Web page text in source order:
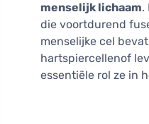
menselijk lichaam.
die voortdurend
menselijke cel
hartspiercellenof
essentiële rol ze in